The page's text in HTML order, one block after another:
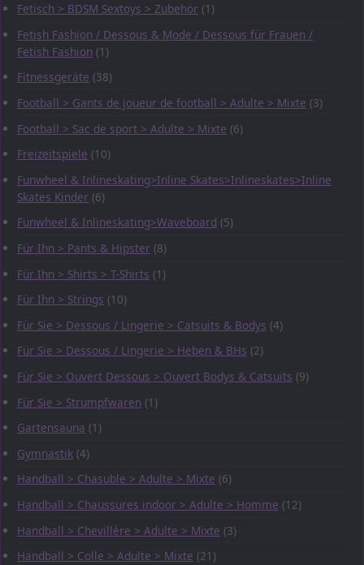
Fetisch > BDSM Sextoys > Zubehör (1)
Fetish Fashion / Dessous & Mode / Dessous für Frauen /
Fetish Fashion (1)
Fitnessgeräte (38)
Football > Gants de joueur de football > Adulte > Mixte (3)
Football > Sac de sport > Adulte > Mixte (6)
Freizeitspiele (10)
Funwheel & Inlineskating>Inline Skates>Inlineskates>Inline
Skates Kinder (6)
Funwheel & Inlineskating>Waveboard (5)
Für Ihn > Pants & Hipster (8)
Für Ihn > Shirts > T-Shirts (1)
Für Ihn > Strings (10)
Für Sie > Dessous / Lingerie > Catsuits & Bodys (4)
Für Sie > Dessous / Lingerie > Heben & BHs (2)
Für Sie > Ouvert Dessous > Ouvert Bodys & Catsuits (9)
Für Sie > Strumpfwaren (1)
Gartensauna (1)
Gymnastik (4)
Handball > Chasuble > Adulte > Mixte (6)
Handball > Chaussures indoor > Adulte > Homme (12)
Handball > Chevillère > Adulte > Mixte (3)
Handball > Colle > Adulte > Mixte (21)